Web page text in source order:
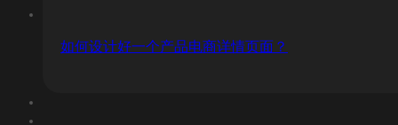
如何设计好一个产品电商详情页面？